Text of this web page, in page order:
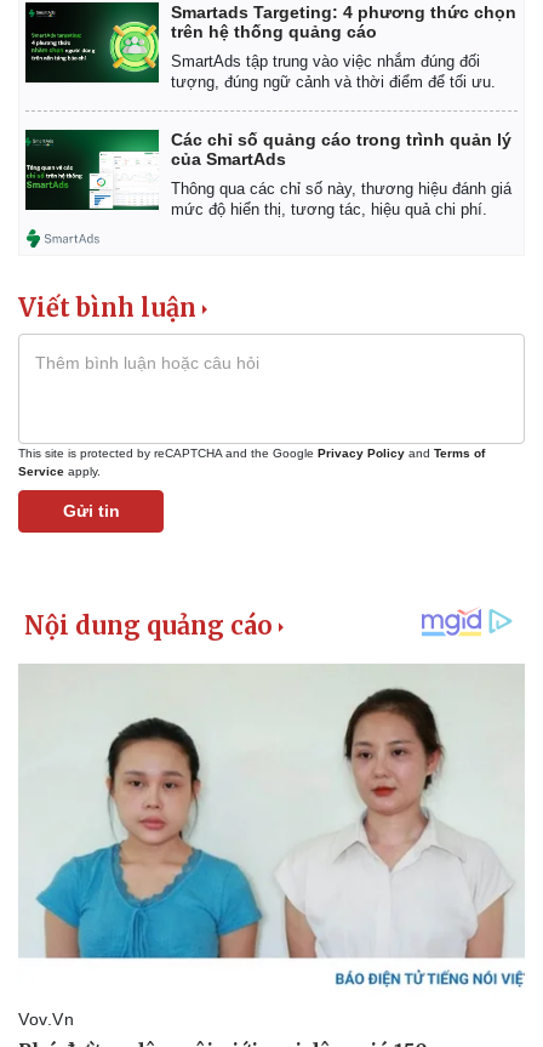
Smartads Targeting: 4 phương thức chọn
trên hệ thống quảng cáo
SmartAds tập trung vào việc nhắm đúng đối
tượng, đúng ngữ cảnh và thời điểm để tối ưu.
Các chỉ số quảng cáo trong trình quản lý
của SmartAds
Thông qua các chỉ số này, thương hiệu đánh giá
mức độ hiển thị, tương tác, hiệu quả chi phí.
Viết bình luận
This site is protected by reCAPTCHA and the Google Privacy Policy and Terms of
Service apply.
Gửi tin